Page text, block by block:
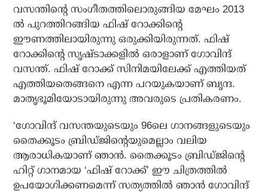
വസന്തിന്റെ സംഗീതത്തിലൊരുങ്ങിയ മേഘം 2013
ല്‍ പുറത്തിറങ്ങിയ ഫിഷ് റോക്കിന്റെ
ഈണത്തിലായിരുന്നു ഒരുക്കിയിരുന്നത്. ഫിഷ്
റോക്കിന്റെ സൃഷ്ടാക്കളില്‍ ഒരാളാണ് ഗോവിന്ദ്
വസന്ത്. ഫിഷ് റോക്ക് സിനിമയിലേക്ക് എത്തിയത്
എത്തിയതെങ്ങനെ എന്ന പറയുകയാണ് ബൃന്ദ.
മാതൃഭൂമിയോടായിരുന്നു അവരുടെ പ്രതികരണം.
‘ഗോവിന്ദ് വസന്തയുടെയും 96ലെ ഗാനങ്ങളുടെയും
തൈക്കൂടം ബ്രിഡ്ജിന്റെയുമെല്ലാം വലിയ
ആരാധികയാണ് ഞാന്‍. തൈക്കൂടം ബ്രിഡ്ജിന്റെ
ഹിറ്റ് ഗാനമായ ‘ഫിഷ് റോക്ക്’ ഈ ചിത്രത്തില്‍
ഉപയോഗിക്കണമെന്ന് സത്യത്തില്‍ ഞാന്‍ ഗോവിന്ദ്